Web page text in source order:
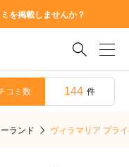
を掲載しませんか？

コミ数 144 件
ランド ヴィラマリア プラ